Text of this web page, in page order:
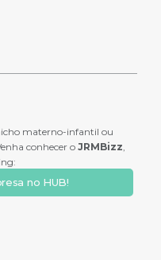
materno-infantil ou
conhecer o JRMBizz,
no HUB!